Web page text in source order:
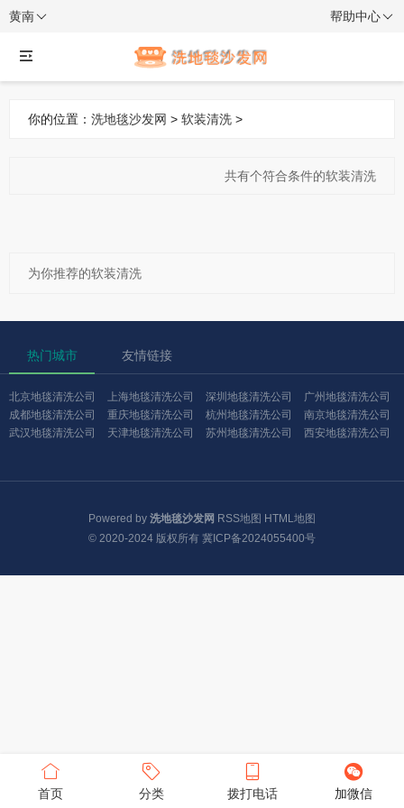
黄南 帮助中心
你的位置： 洗地毯沙发网 > 软装清洗 >
共有个符合条件的软装清洗
为你推荐的软装清洗
热门城市 友情链接
北京地毯清洗公司 上海地毯清洗公司 深圳地毯清洗公司
广州地毯清洗公司
成都地毯清洗公司
重庆地毯清洗公司 杭州地毯清洗公司
南京地毯清洗公司
武汉地毯清洗公司
天津地毯清洗公司 苏州地毯清洗公司 西安地毯清洗公司
Powered by 洗地毯沙发网 RSS地图 HTML地图
© 2020-2024 版权所有 冀ICP备2024055400号
首页 分类 拨打电话 加微信